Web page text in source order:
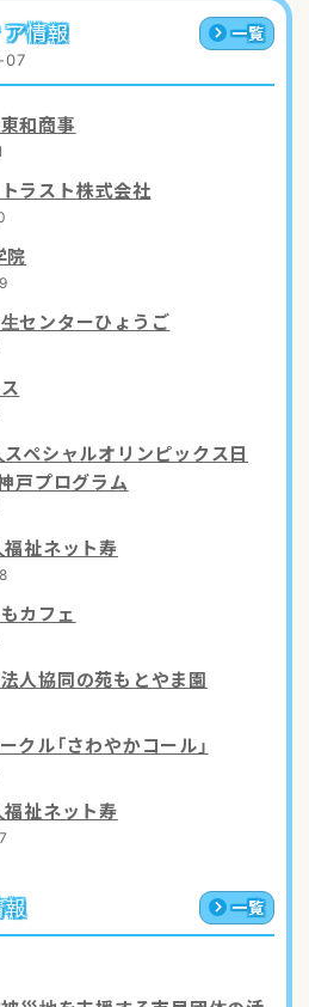
ア情報
07
一覧
和商事
ラスト株式会社
院
センターひょうご
ペシャルオリンピックス日
戸プログラム
祉ネット寿
カフェ
人協同の苑もとやま園
クル「さわやかコール」
祉ネット寿
報 一覧